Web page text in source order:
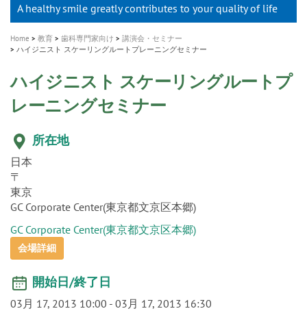
A healthy smile greatly contributes to your quality of life
新発売 エバーエックス フロー
「セラスマート テクノロジーブック」公開
「イニシャル LiSi（リジ）ブロック テクノロジーブッ
ク」公開
歯を内部まで白くする
新製品 イオム ナゴミ for DH
専用サイトはこちら
新製品バキュクレーブ 118 / 318 Prime
製品の詳細情報はこちら
インプラント Aadva®
GCグループ企業
Home 教育 歯科専門家向け
講演会・セミナー
ハイジニスト スケーリングルートプレーニングセミナー
ハイジニスト スケーリングルートプ
レーニングセミナー
所在地
日本
〒
東京
GC Corporate Center(東京都文京区本郷)
GC Corporate Center(東京都文京区本郷)
会場詳細
開始日/終了日
03月 17, 2013 10:00 - 03月 17, 2013 16:30